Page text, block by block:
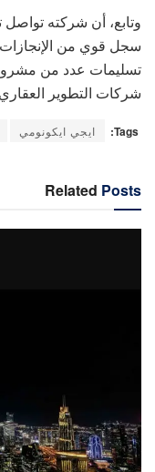
وتابع، أن شركته
سجل قوي من الإنجازات
تسليمات عدد من
شركات التطوير
Tags: ايجي ايكونومي
Related Posts